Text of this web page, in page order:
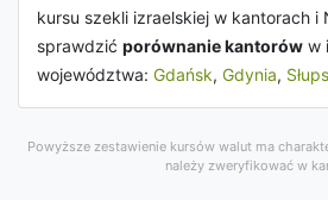
kursu szekli izraelskiej w kantorach i
sprawdzić porównanie kantorów w
województwa: Gdańsk, Gdynia,
Powyższe zestawienie kursów walut ma
należy zweryfikować w